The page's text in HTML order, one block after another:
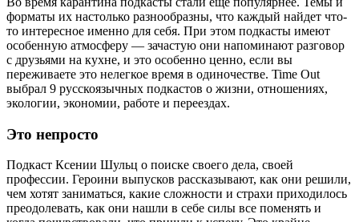
форматы их настолько разнообразны, что каждый найдет что-
то интересное именно для себя. При этом подкасты имеют
особенную атмосферу — зачастую они напоминают разговор
с друзьями на кухне, и это особенно ценно, если вы
переживаете это нелегкое время в одиночестве. Time Out
выбрал 9 русскоязычных подкастов о жизни, отношениях,
экологии, экономии, работе и переездах.
Это непросто
Подкаст Ксении Шульц о поиске своего дела, своей
профессии. Героини выпусков рассказывают, как они решили,
чем хотят заниматься, какие сложности и страхи приходилось
преодолевать, как они нашли в себе силы все поменять и